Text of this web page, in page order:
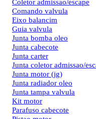
Coletor admissao/escape
Comando valvula
Eixo balancim
Guia valvula
Junta bomba oleo
Junta cabecote
Junta carter
Junta coletor admissao/
Junta motor (jg)
Junta radiador oleo
Junta tampa valvula
Kit motor
Parafuso cabecote